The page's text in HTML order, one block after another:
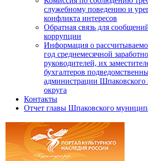
служебному поведению и
конфликта интересов
Обратная связь для
коррупции
Информация о
год среднемесячной
руководителей, их
бухгалтеров
администрации
округа
Контакты
Отчет главы Шпаковского